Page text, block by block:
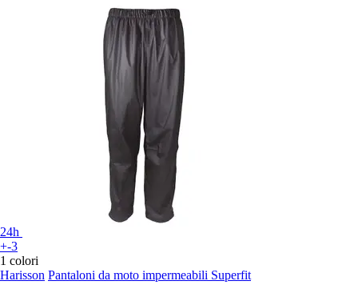
24h
+-3
1 colori
Harisson Pantaloni da moto impermeabili Superfit